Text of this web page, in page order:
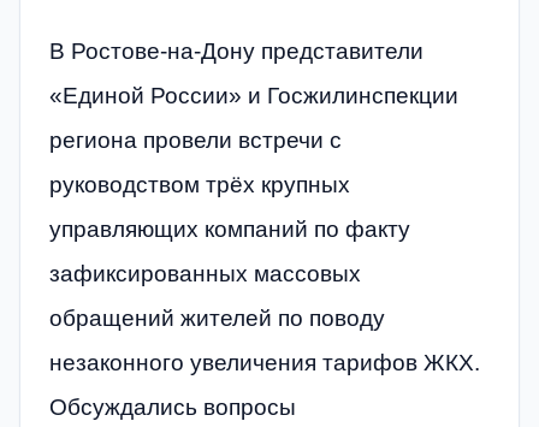
В Ростове-на-Дону представители
«Единой России» и Госжилинспекции
региона провели встречи с
руководством трёх крупных
управляющих компаний по факту
зафиксированных массовых
обращений жителей по поводу
незаконного увеличения тарифов ЖКХ.
Обсуждались вопросы